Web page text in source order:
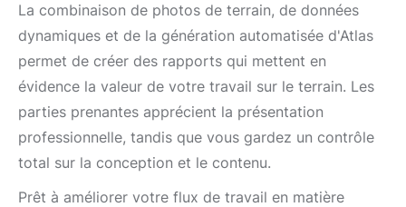
La combinaison de photos de terrain, de données
dynamiques et de la génération automatisée d'Atlas
permet de créer des rapports qui mettent en
évidence la valeur de votre travail sur le terrain. Les
parties prenantes apprécient la présentation
professionnelle, tandis que vous gardez un contrôle
total sur la conception et le contenu.
Prêt à améliorer votre flux de travail en matière